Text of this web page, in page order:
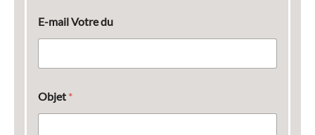
E-mail Votre du
Objet *